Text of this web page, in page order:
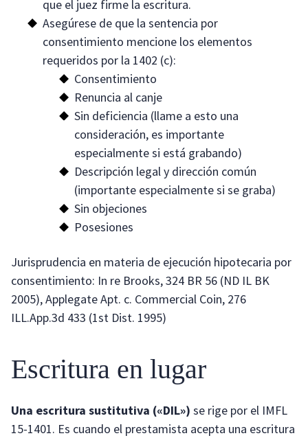
que el juez firme la escritura.
Asegúrese de que la sentencia por
consentimiento mencione los elementos
requeridos por la 1402 (c):
Consentimiento
Renuncia al canje
Sin deficiencia (llame a esto una
consideración, es importante
especialmente si está grabando)
Descripción legal y dirección común
(importante especialmente si se graba)
Sin objeciones
Posesiones
Jurisprudencia en materia de ejecución hipotecaria por
consentimiento: In re Brooks, 324 BR 56 (ND IL BK
2005), Applegate Apt. c. Commercial Coin, 276
ILL.App.3d 433 (1st Dist. 1995)
Escritura en lugar
Una escritura sustitutiva («DIL») se rige por el IMFL
15-1401. Es cuando el prestamista acepta una escritura